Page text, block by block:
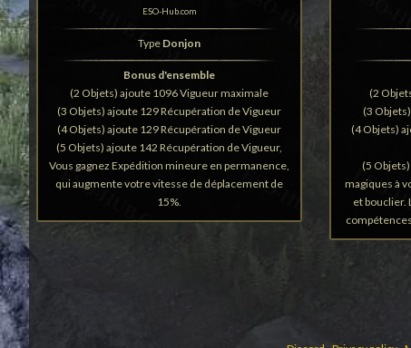
ESO-Hub.com
Type Donjon
Bonus d'ensemble
(2 Objets) ajoute 1096 Vigueur maximale
(3 Objets) ajoute 129 Récupération de Vigueur
(4 Objets) ajoute 129 Récupération de Vigueur
(5 Objets) ajoute 142 Récupération de Vigueur,
Vous gagnez Expédition mineure en permanence,
qui augmente votre vitesse de déplacement de
15%.
(2
(3
(4 Objets)
(5
magiques à
et bouclier.